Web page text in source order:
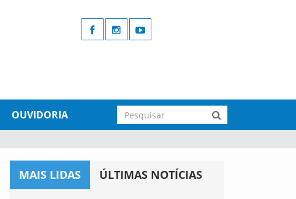
OUVIDORIA
MAIS LIDAS ÚLTIMAS NOTÍCIAS